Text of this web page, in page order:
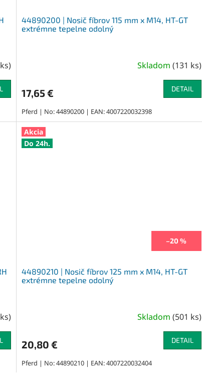
)
44890200 | Nosič fíbrov 115 mm x M14, HT-GT
extrémne tepelne odolný
Skladom (131 ks)
17,65 € DETAIL
Pferd | No: 44890200 | EAN: 4007220032398
)
Akcia
Do 24h.
–20 %
44890210 | Nosič fíbrov 125 mm x M14, HT-GT
extrémne tepelne odolný
Skladom (501 ks)
20,80 € DETAIL
Pferd | No: 44890210 | EAN: 4007220032404